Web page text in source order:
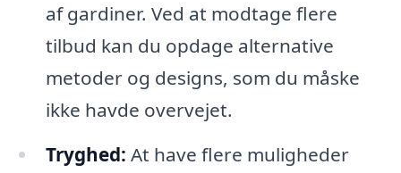
af gardiner. Ved at modtage flere
tilbud kan du opdage alternative
metoder og designs, som du måske
ikke havde overvejet.
Tryghed: At have flere muligheder